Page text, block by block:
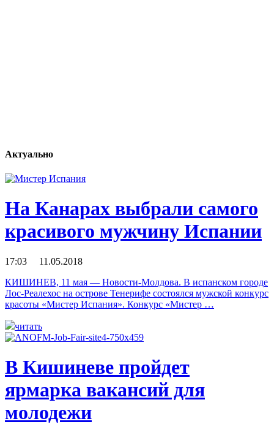
Актуально
На Канарах выбрали самого
красивого мужчину Испании
17:03 11.05.2018
КИШИНЕВ, 11 мая — Новости-Молдова. В испанском городе
Лос-Реалехос на острове Тенерифе состоялся мужской конкурс
красоты «Мистер Испания». Конкурс «Мистер …
читать
В Кишиневе пройдет
ярмарка вакансий для
молодежи